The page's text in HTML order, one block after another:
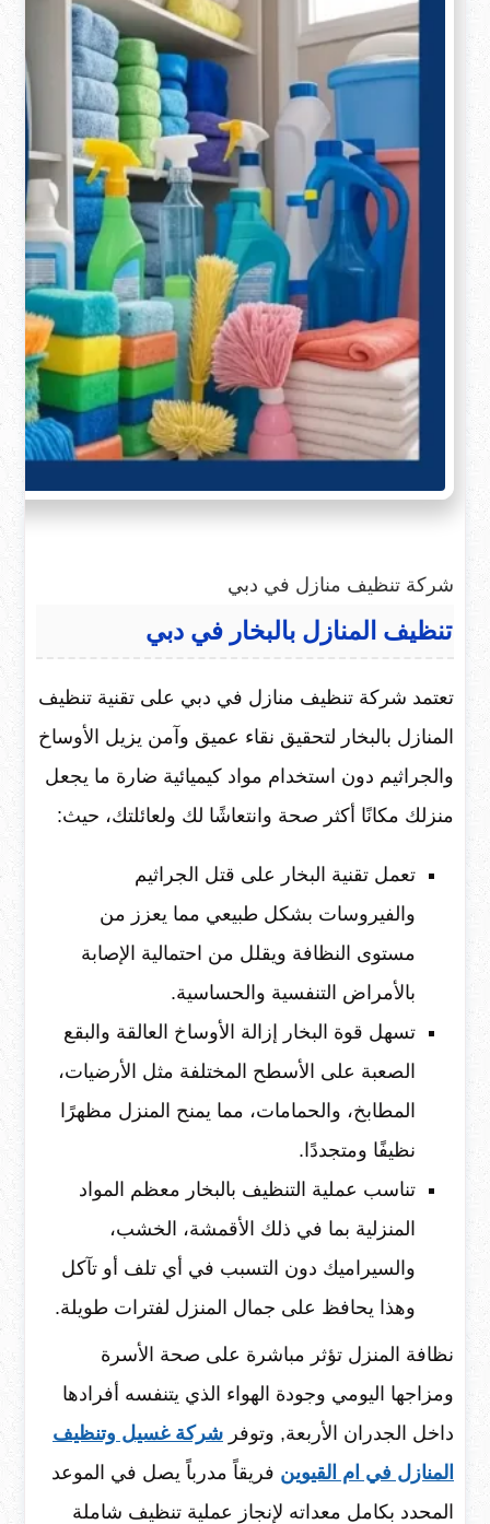
شركة تنظيف منازل في دبي
تنظيف المنازل بالبخار في دبي
تعتمد شركة تنظيف منازل في دبي على تقنية تنظيف
المنازل بالبخار لتحقيق نقاء عميق وآمن يزيل الأوساخ
والجراثيم دون استخدام مواد كيميائية ضارة ما يجعل
منزلك مكانًا أكثر صحة وانتعاشًا لك ولعائلتك، حيث:
تعمل تقنية البخار على قتل الجراثيم
والفيروسات بشكل طبيعي مما يعزز من
مستوى النظافة ويقلل من احتمالية الإصابة
بالأمراض التنفسية والحساسية.
تسهل قوة البخار إزالة الأوساخ العالقة والبقع
الصعبة على الأسطح المختلفة مثل الأرضيات،
المطابخ، والحمامات، مما يمنح المنزل مظهرًا
نظيفًا ومتجددًا.
تناسب عملية التنظيف بالبخار معظم المواد
المنزلية بما في ذلك الأقمشة، الخشب،
والسيراميك دون التسبب في أي تلف أو تآكل
وهذا يحافظ على جمال المنزل لفترات طويلة.
نظافة المنزل تؤثر مباشرة على صحة الأسرة
ومزاجها اليومي وجودة الهواء الذي يتنفسه أفرادها
داخل الجدران الأربعة, وتوفر شركة غسيل وتنظيف
المنازل في ام القيوين فريقاً مدرباً يصل في الموعد
المحدد بكامل معداته لإنجاز عملية تنظيف شاملة